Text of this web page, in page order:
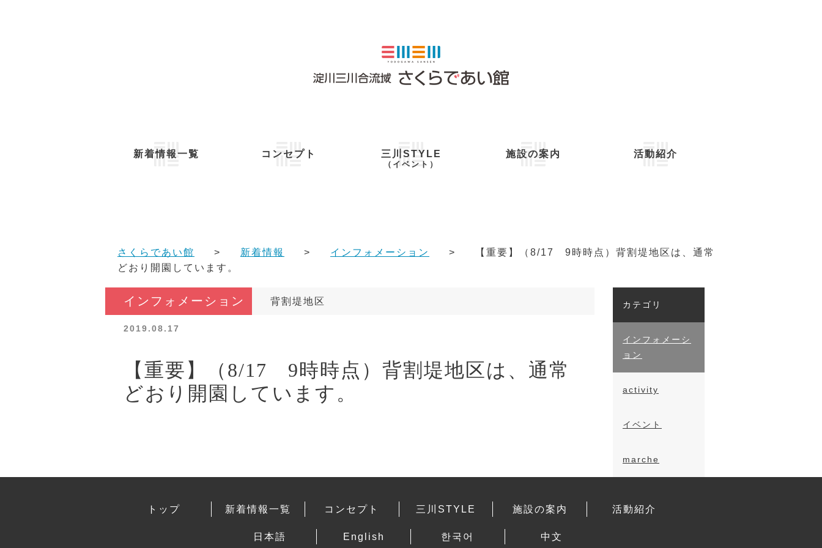
新着情報一覧 コンセプト 三川STYLE
（イベント）
施設の案内 活動紹介
さくらであい館 新着情報 インフォメーション
【重要】（8/17 9時時点）背割堤地区は、通常
どおり開園しています。
インフォメーション 背割堤地区
2019.08.17
【重要】（8/17 9時時点）背割堤地区は、通常
どおり開園しています。
カテゴリ
インフォメーシ
ョン
activity
イベント
marche
トップ 新着情報一覧 コンセプト 三川STYLE 施設の案内 活動紹介
日本語 English 한국어 中文